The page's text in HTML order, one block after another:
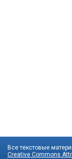
Все текстовые
Creative Commons